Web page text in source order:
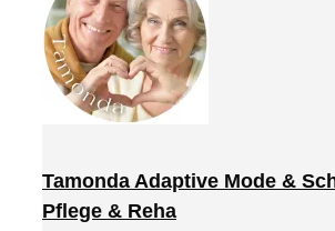
Tamonda Adaptive Mode &
Pflege & Reha